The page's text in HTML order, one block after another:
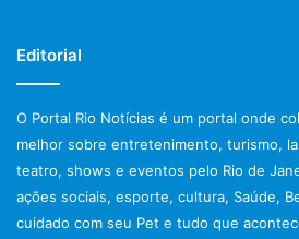
Editorial
O Portal Rio Notícias é um portal onde
melhor sobre entretenimento, turismo,
teatro, shows e eventos pelo Rio de
ações sociais, esporte, cultura, Saúde,
cuidado com seu Pet e tudo que